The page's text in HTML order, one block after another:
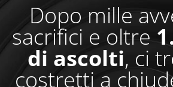
Dopo mille
sacrifici e oltre
di ascolti, ci
costretti a